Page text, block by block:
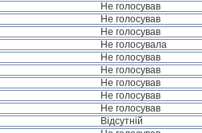
Не голосував
Не голосував
Не голосував
Не голосувала
Не голосував
Не голосував
Не голосував
Не голосував
Не голосував
Відсутній